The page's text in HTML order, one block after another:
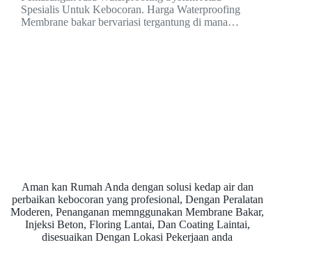
Spesialis Untuk Kebocoran. Harga Waterproofing
Membrane bakar bervariasi tergantung di mana…
Aman kan Rumah Anda dengan solusi kedap air dan
perbaikan kebocoran yang profesional, Dengan Peralatan
Moderen, Penanganan memnggunakan Membrane Bakar,
Injeksi Beton, Floring Lantai, Dan Coating Laintai,
disesuaikan Dengan Lokasi Pekerjaan anda